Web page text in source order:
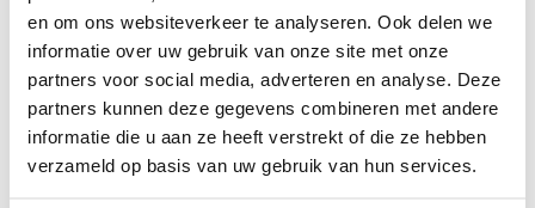
en om ons websiteverkeer te analyseren. Ook delen we
informatie over uw gebruik van onze site met onze
partners voor social media, adverteren en analyse. Deze
partners kunnen deze gegevens combineren met andere
informatie die u aan ze heeft verstrekt of die ze hebben
verzameld op basis van uw gebruik van hun services.
Beenie
Bescherming
Best Verkocht
Bevestigingsmateriaal